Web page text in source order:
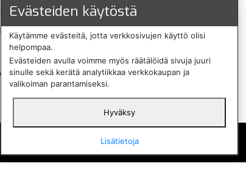
Svenska
Evästeiden käytöstä
Käytämme evästeitä, jotta verkkosivujen käyttö olisi
helpompaa.
Evästeiden avulla voimme myös räätälöidä sivuja juuri
sinulle sekä kerätä analytiikkaa verkkokaupan ja
valikoiman parantamiseksi.
Hyväksy
Lisätietoja